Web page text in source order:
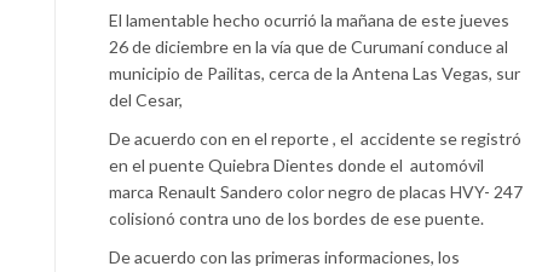
El lamentable hecho ocurrió la mañana de este jueves
26 de diciembre en la vía que de Curumaní conduce al
municipio de Pailitas, cerca de la Antena Las Vegas, sur
del Cesar,
De acuerdo con en el reporte , el accidente se registró
en el puente Quiebra Dientes donde el automóvil
marca Renault Sandero color negro de placas HVY- 247
colisionó contra uno de los bordes de ese puente.
De acuerdo con las primeras informaciones, los